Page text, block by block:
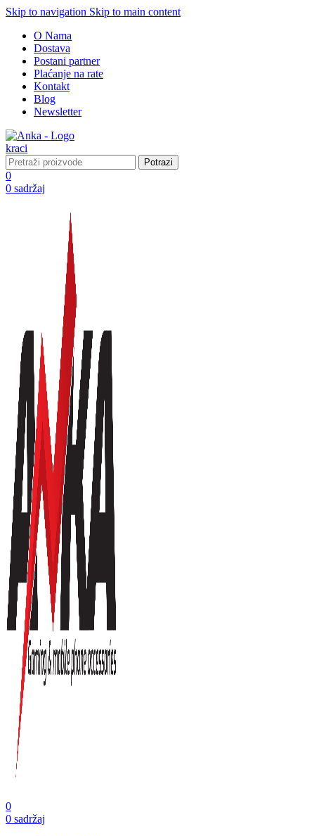
Skip to navigation Skip to main content
O Nama
Dostava
Postani partner
Plaćanje na rate
Kontakt
Blog
Newsletter
Potrazi
0
0 sadržaj
0
0 sadržaj